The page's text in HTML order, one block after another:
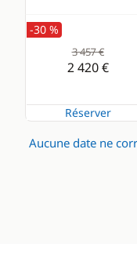
-30 %
3 457 €
2 420 €
Réserver
Aucune date ne